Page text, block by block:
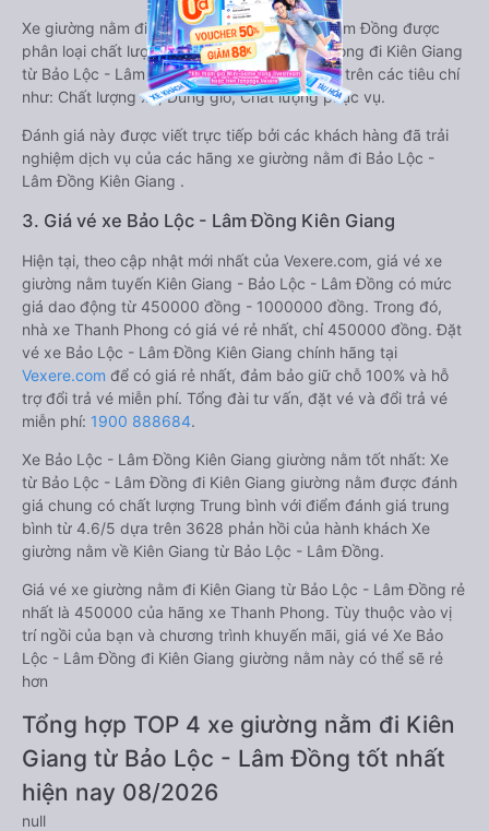
Xe giường nằm đi Kiên Giang từ Bảo Lộc - Lâm Đồng được
phân loại chất lượng tốt nhất là xe Thanh Phong đi Kiên Giang
từ Bảo Lộc - Lâm Đồng đạt 5.0 / 5 điểm dựa trên các tiêu chí
như: Chất lượng xe, Đúng giờ, Chất lượng phục vụ.
Đánh giá này được viết trực tiếp bởi các khách hàng đã trải
nghiệm dịch vụ của các hãng xe giường nằm đi Bảo Lộc -
Lâm Đồng Kiên Giang .
3. Giá vé xe Bảo Lộc - Lâm Đồng Kiên Giang
Hiện tại, theo cập nhật mới nhất của Vexere.com, giá vé xe
giường nằm tuyến Kiên Giang - Bảo Lộc - Lâm Đồng có mức
giá dao động từ 450000 đồng - 1000000 đồng. Trong đó,
nhà xe Thanh Phong có giá vé rẻ nhất, chỉ 450000 đồng. Đặt
vé xe Bảo Lộc - Lâm Đồng Kiên Giang chính hãng tại
Vexere.com để có giá rẻ nhất, đảm bảo giữ chỗ 100% và hỗ
trợ đổi trả vé miễn phí. Tổng đài tư vấn, đặt vé và đổi trả vé
miễn phí: 1900 888684.
Xe Bảo Lộc - Lâm Đồng Kiên Giang giường nằm tốt nhất: Xe
từ Bảo Lộc - Lâm Đồng đi Kiên Giang giường nằm được đánh
giá chung có chất lượng Trung bình với điểm đánh giá trung
bình từ 4.6/5 dựa trên 3628 phản hồi của hành khách Xe
giường nằm về Kiên Giang từ Bảo Lộc - Lâm Đồng.
Giá vé xe giường nằm đi Kiên Giang từ Bảo Lộc - Lâm Đồng rẻ
nhất là 450000 của hãng xe Thanh Phong. Tùy thuộc vào vị
trí ngồi của bạn và chương trình khuyến mãi, giá vé Xe Bảo
Lộc - Lâm Đồng đi Kiên Giang giường nằm này có thể sẽ rẻ
hơn
Tổng hợp TOP 4 xe giường nằm đi Kiên
Giang từ Bảo Lộc - Lâm Đồng tốt nhất
hiện nay 08/2026
null